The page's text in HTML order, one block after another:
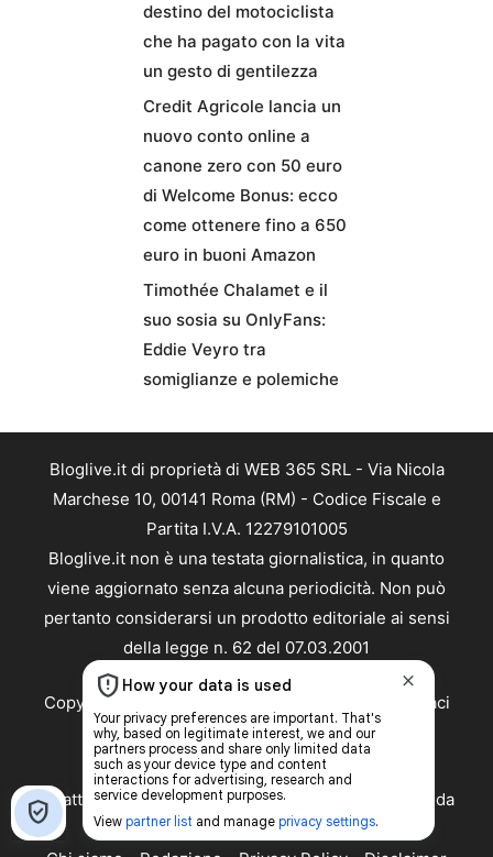
destino del motociclista
che ha pagato con la vita
un gesto di gentilezza
Credit Agricole lancia un
nuovo conto online a
canone zero con 50 euro
di Welcome Bonus: ecco
come ottenere fino a 650
euro in buoni Amazon
Timothée Chalamet e il
suo sosia su OnlyFans:
Eddie Veyro tra
somiglianze e polemiche
Bloglive.it di proprietà di WEB 365 SRL - Via Nicola
Marchese 10, 00141 Roma (RM) - Codice Fiscale e
Partita I.V.A. 12279101005
Bloglive.it non è una testata giornalistica, in quanto
viene aggiornato senza alcuna periodicità. Non può
pertanto considerarsi un prodotto editoriale ai sensi
della legge n. 62 del 07.03.2001
Copyright ©2026 - Tutti i diritti riservati - Contattaci
Le attività pubblicitarie su questo sito sono gestite da
theCoreAdv